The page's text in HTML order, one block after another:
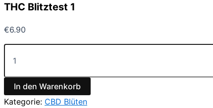
THC Blitztest 1
€6.90
In den Warenkorb
Kategorie: CBD Blüten